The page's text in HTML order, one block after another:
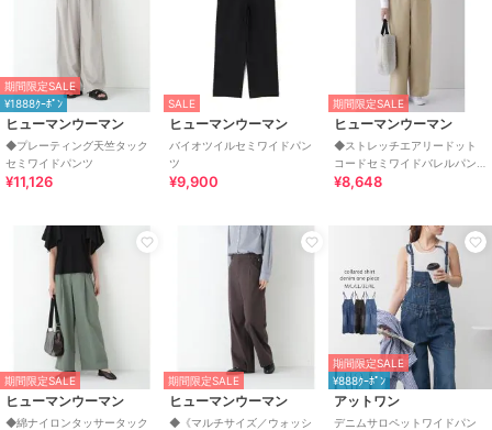
期間限定SALE
¥1888ｸｰﾎﾟﾝ
ヒューマンウーマン
◆プレーティング天竺タック
セミワイドパンツ
¥11,126
SALE
ヒューマンウーマン
バイオツイルセミワイドパン
ツ
¥9,900
期間限定SALE
ヒューマンウーマン
◆ストレッチエアリードット
コードセミワイドバレルパン
ツ
¥8,648
期間限定SALE
ヒューマンウーマン
◆綿ナイロンタッサータック
期間限定SALE
ヒューマンウーマン
◆《マルチサイズ／ウォッシ
期間限定SALE
¥888ｸｰﾎﾟﾝ
アットワン
デニムサロペットワイドパン